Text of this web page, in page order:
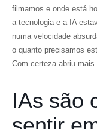
filmamos e onde está
a tecnologia e a IA
numa velocidade
o quanto precisamos
Com certeza abriu
IAs são